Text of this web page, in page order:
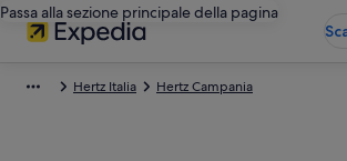
Passa alla sezione principale della pagina
Hertz Italia Hertz Campania